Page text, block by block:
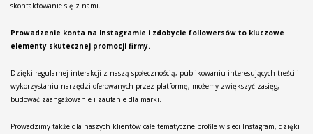
skontaktowanie się z nami.
Prowadzenie konta na Instagramie i zdobycie followersów to kluczowe
elementy skutecznej promocji firmy.
Dzięki regularnej interakcji z naszą społecznością, publikowaniu interesujących treści i
wykorzystaniu narzędzi oferowanych przez platformę, możemy zwiększyć zasięg,
budować zaangażowanie i zaufanie dla marki.
Prowadzimy także dla naszych klientów całe tematyczne profile w sieci Instagram, dzięki